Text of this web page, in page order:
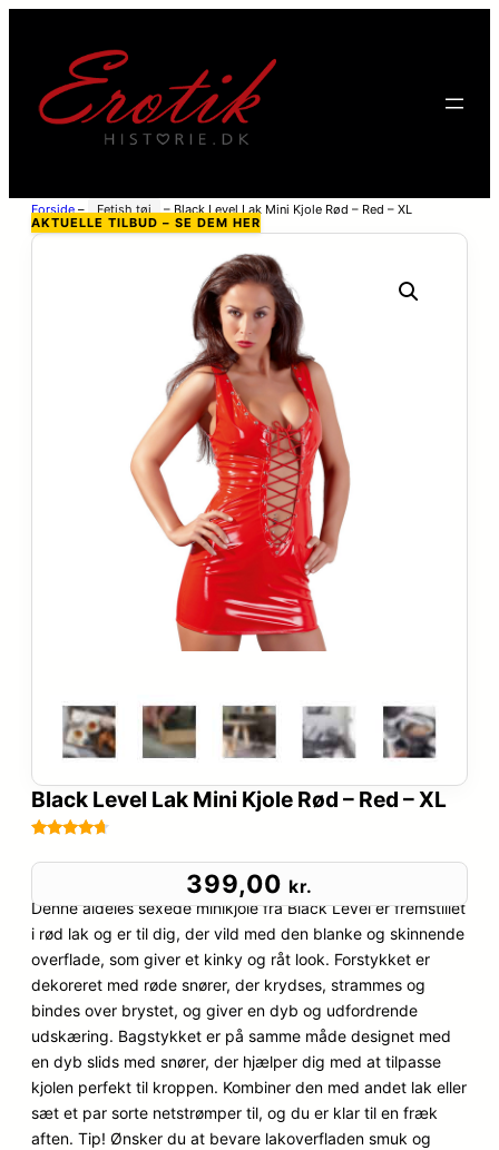
Forside– Fetish tøj –Black Level Lak Mini Kjole Rød – Red – XL
AKTUELLE TILBUD – SE DEM HER
Black Level Lak Mini Kjole Rød – Red – XL
som
baseret
på
kundebedø
mmelser
399,00 kr.
Denne aldeles sexede minikjole fra Black Level er fremstillet
i rød lak og er til dig, der vild med den blanke og skinnende
overflade, som giver et kinky og råt look. Forstykket er
dekoreret med røde snører, der krydses, strammes og
bindes over brystet, og giver en dyb og udfordrende
udskæring. Bagstykket er på samme måde designet med
en dyb slids med snører, der hjælper dig med at tilpasse
kjolen perfekt til kroppen. Kombiner den med andet lak eller
sæt et par sorte netstrømper til, og du er klar til en fræk
aften. Tip! Ønsker du at bevare lakoverfladen smuk og